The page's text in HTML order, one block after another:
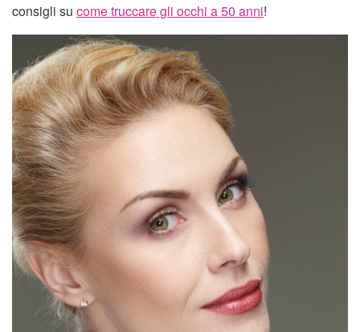
consigli su come truccare gli occhi a 50 anni!